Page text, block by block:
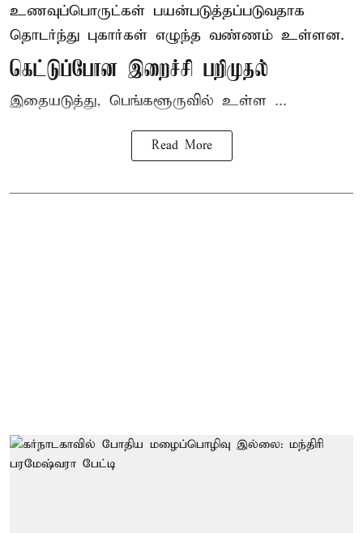
உணவுப்பொருட்கள் பயன்படுத்தப்படுவதாக
தொடர்ந்து புகார்கள் எழுந்த வண்ணம் உள்ளன.
கெட்டுப்போன இறைச்சி பறிமுதல்
இதையடுத்து, பெங்களூருவில் உள்ள ...
Read More